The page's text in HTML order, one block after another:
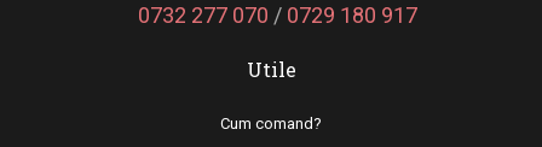
0732 277 070 / 0729 180 917
Utile
Cum comand?